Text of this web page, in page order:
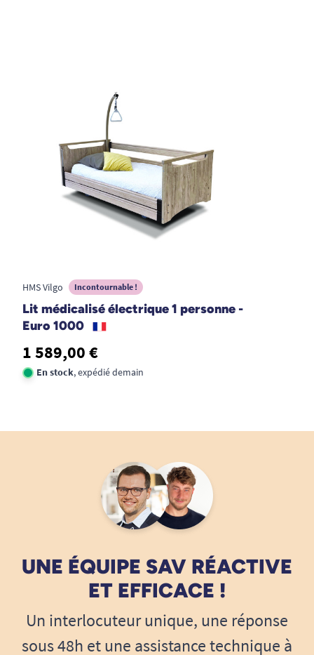
HMS Vilgo Incontournable !
Lit médicalisé électrique 1 personne -
Euro 1000
1 589,00 €
En stock, expédié demain
UNE ÉQUIPE SAV RÉACTIVE
ET EFFICACE !
Un interlocuteur unique, une réponse
sous 48h et une assistance technique à